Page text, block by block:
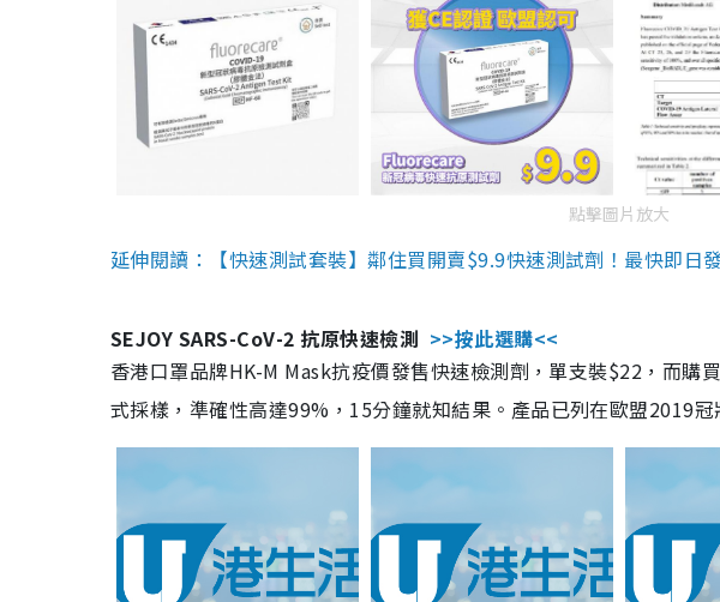
點擊圖片放大
延伸閱讀：【快速測試套裝】鄰住買開賣$9.9快速測試劑！最快即日
SEJOY SARS-CoV-2 抗原快速檢測 >>按此選購<<
香港口罩品牌HK-M Mask抗疫價發售快速檢測劑，單支裝$22，而購
式採樣，準確性高達99%，15分鐘就知結果。產品已列在歐盟2019